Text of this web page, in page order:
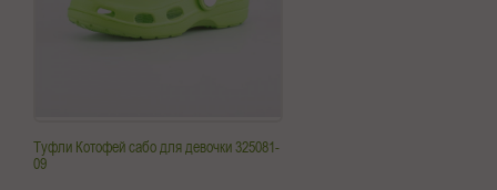
Туфли Котофей сабо для девочки 325081-
09